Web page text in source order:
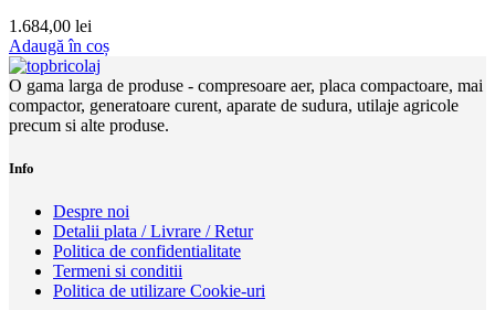
1.684,00 lei
Adaugă în coș
O gama larga de produse - compresoare aer, placa compactoare, mai
compactor, generatoare curent, aparate de sudura, utilaje agricole
precum si alte produse.
Info
Despre noi
Detalii plata / Livrare / Retur
Politica de confidentialitate
Termeni si conditii
Politica de utilizare Cookie-uri